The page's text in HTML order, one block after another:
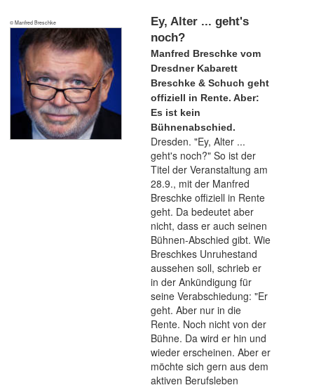
© Manfred Breschke
Ey, Alter ... geht's
noch?
Manfred Breschke vom
Dresdner Kabarett
Breschke & Schuch geht
offiziell in Rente. Aber:
Es ist kein
Bühnenabschied.
Dresden. "Ey, Alter ...
geht's noch?" So ist der
Titel der Veranstaltung am
28.9., mit der Manfred
Breschke offiziell in Rente
geht. Da bedeutet aber
nicht, dass er auch seinen
Bühnen-Abschied gibt. Wie
Breschkes Unruhestand
aussehen soll, schrieb er
in der Ankündigung für
seine Verabschiedung: "Er
geht. Aber nur in die
Rente. Noch nicht von der
Bühne. Da wird er hin und
wieder erscheinen. Aber er
möchte sich gern aus dem
aktiven Berufsleben